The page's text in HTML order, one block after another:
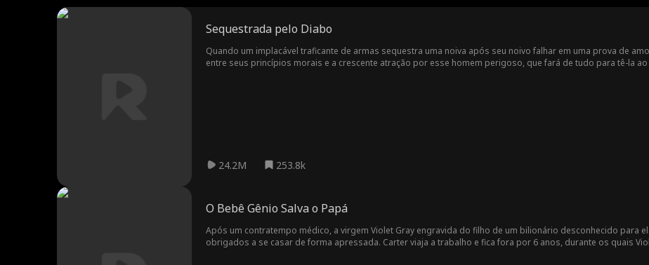
Sequestrada pelo Diabo
Quando um implacável traficante de armas sequestra uma noiva após seu noivo falhar em uma prova de
entre seus princípios morais e a crescente atração por esse homem perigoso, que fará de tudo para tê-la
24.2M 253.8k
O Bebê Gênio Salva o Papá
Após um contratempo médico, a virgem Violet Gray engravida do filho de um bilionário desconhecido para
obrigados a se casar de forma apressada. Carter viaja a trabalho e fica fora por 6 anos, durante os quais